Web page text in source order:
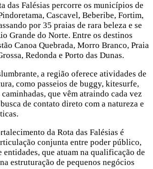
das Falésias percorre os municípios de
Cascavel, Beberibe, Fortim,
por 35 praias de rara beleza e se
Grande do Norte. Entre os destinos
Canoa Quebrada, Morro Branco, Praia
Redonda e Porto das Dunas.
a região oferece atividades de
como passeios de buggy, kitesurfe,
que vêm atraindo cada vez
de contato direto com a natureza e
da Rota das Falésias é
conjunta entre poder público,
que atuam na qualificação de
estruturação de pequenos negócios